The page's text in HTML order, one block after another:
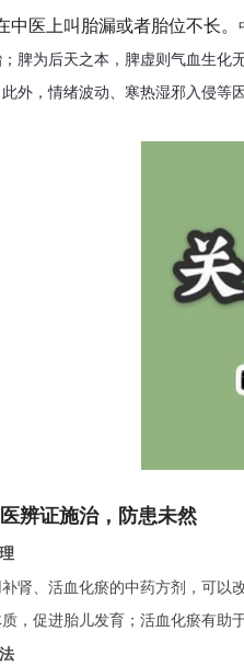
中医上叫胎漏或者胎位不长。
脾为后天之本，脾虚则气血生化
外，情绪波动、寒热湿邪入侵等
辨证施治，防患未然
肾、活血化瘀的中药方剂，可以
，促进胎儿发育；活血化瘀有助